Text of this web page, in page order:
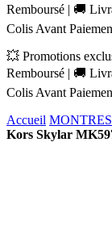
Remboursé | 🚚
Colis Avant
💥 Promotions
Remboursé | 🚚
Colis Avant
Accueil MONTRES
Kors Skylar